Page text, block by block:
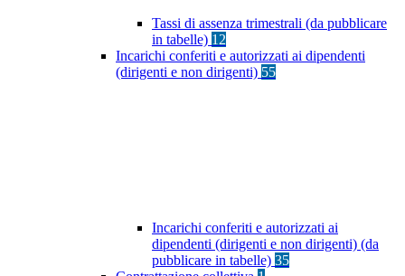
Tassi di assenza trimestrali (da pubblicare
in tabelle) 12
Incarichi conferiti e autorizzati ai dipendenti
(dirigenti e non dirigenti) 55
Incarichi conferiti e autorizzati ai
dipendenti (dirigenti e non dirigenti) (da
pubblicare in tabelle) 35